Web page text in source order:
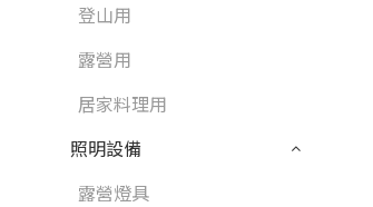
登山用
露營用
居家料理用
照明設備
露營燈具